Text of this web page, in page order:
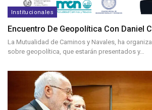
Institucionales
Encuentro De Geopolítica Con Daniel
La Mutualidad de Caminos y Navales, ha
sobre geopolítica, que estarán presentados y…